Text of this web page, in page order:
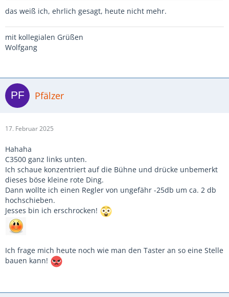
das weiß ich, ehrlich gesagt, heute nicht mehr.
mit kollegialen Grüßen
Wolfgang
Pfälzer
17. Februar 2025
Hahaha
C3500 ganz links unten.
Ich schaue konzentriert auf die Bühne und drücke unbemerkt
dieses böse kleine rote Ding.
Dann wollte ich einen Regler von ungefähr -25db um ca. 2 db
hochschieben.
Jesses bin ich erschrocken!
Ich frage mich heute noch wie man den Taster an so eine Stelle
bauen kann!